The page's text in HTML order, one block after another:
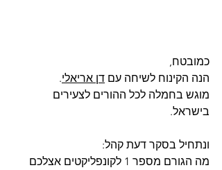
כמובטח,
הנה הקינוח לשיחה עם דן אריאלי.
מוגש בחמלה לכל ההורים לצעירים
בישראל.
ונתחיל בסקר דעת קהל:
מה הגורם מספר 1 לקונפליקטים אצלכם